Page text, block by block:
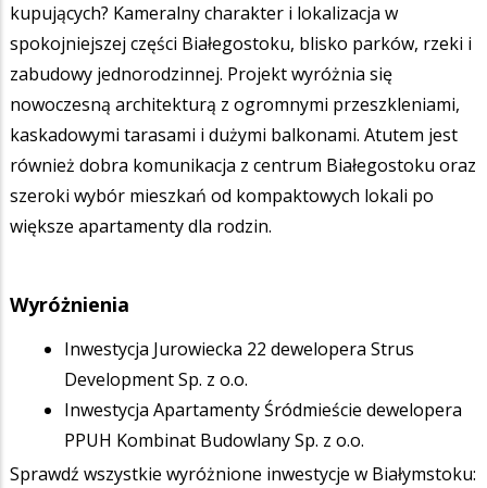
kupujących? Kameralny charakter i lokalizacja w
spokojniejszej części Białegostoku, blisko parków, rzeki i
zabudowy jednorodzinnej. Projekt wyróżnia się
nowoczesną architekturą z ogromnymi przeszkleniami,
kaskadowymi tarasami i dużymi balkonami. Atutem jest
również dobra komunikacja z centrum Białegostoku oraz
szeroki wybór mieszkań od kompaktowych lokali po
większe apartamenty dla rodzin.
Wyróżnienia
Inwestycja Jurowiecka 22 dewelopera Strus
Development Sp. z o.o.
Inwestycja Apartamenty Śródmieście dewelopera
PPUH Kombinat Budowlany Sp. z o.o.
Sprawdź wszystkie wyróżnione inwestycje w Białymstoku: